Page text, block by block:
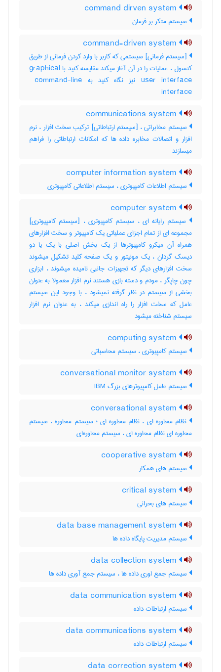
سیستم متکر بر فرمان
[سیستم فرمانی] سیستمی که کاربر با وارد کردن فرمانی از طریق
کنسول ، عملیات را در آن آغاز میکند مقایسه کنید با ‎graphical
user interface نیز نگاه کنید به ‎ command-line
interface
سیستم مخابراتی ، [سیستم ارتباطاتی] ترکیب سخت افزار ، نرم
افزار و اتصالات مخابره داده ها که امکانات ارتباطاتی را فراهم
میسازند
سیستم اطلاعات کامپیوتری ، سیستم اطلاعاتی کامپیوتری
سیستم رایانه ای ، سیستم کامپیوتری ، [سیستم کامپیوتری]
مجموعه ای از تمام اجزای عملیاتی یک کامپیوتر و سخت افزارهای
همراه آن میکرو کامپیوترها از یک بخش اصلی با یک یا دو
دیسک گردان ، یک مونیتور و یک صفحه کلید تشکیل میشوند
سخت افزارهای دیگر که تجهیزات جانبی نامیده میشوند ، ابزاری
چون چاپگر ، مودم و دسته بازی هستند نرم افزار معمولا به عنوان
بخشی از سیستم در نظر گرفته نمیشود ، با وجود این سیستم
عامل که سخت افزار را راه اندازی میکند ، به عنوان نرم افزار
سیستم شناخته میشود
سیستم کامپیوتری ، سیستم محاسباتی
سیستم عامل کامپیوترهای بزرگ IBM
نظام محاوره ای ، نظام محاوره ای ؛ سیستم محاوره ، سیستم
محاوره ای نظام محاوره ای ، سیستم محاوره‌ای
سیستم های همکار
سیستم های بحرانی
سیستم مدیریت پایگاه داده ها
سیستم جمع اوری داده ها ، سیستم جمع آوری داده ها
سیستم ارتباطات داده
سیستم ارتباطات داده